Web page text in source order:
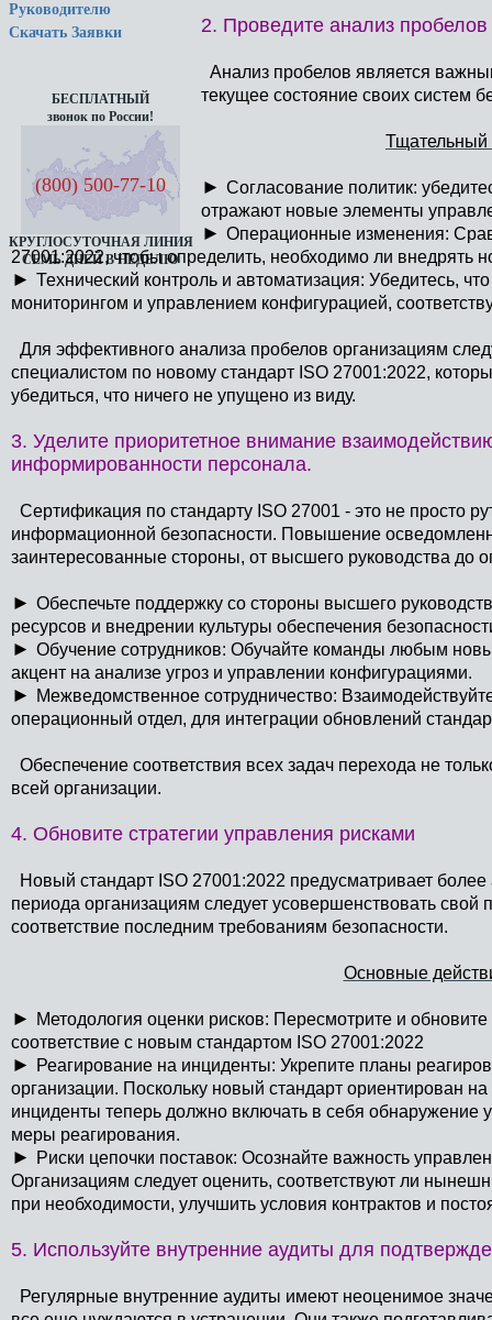
Руководителю
Скачать Заявки
БЕСПЛАТНЫЙ
звонок по России!
(800) 500-77-10
КРУГЛОСУТОЧНАЯ ЛИНИЯ
СЕМЬ ДНЕЙ В НЕДЕЛЮ
2. Проведите анализ
Анализ пробелов является
текущее состояние своих систем
Тщательный
► Согласование политик:
отражают новые элементы
► Операционные изменения:
27001:2022, чтобы определить, необходимо ли внедрять
► Технический контроль и автоматизация: Убедитесь,
мониторингом и управлением конфигурацией,
Для эффективного анализа пробелов организациям
специалистом по новому стандарт ISO 27001:2022,
убедиться, что ничего не упущено из виду.
3. Уделите приоритетное внимание
информированности персонала.
Сертификация по стандарту ISO 27001 - это не просто
информационной безопасности. Повышение
заинтересованные стороны, от высшего руководства до
► Обеспечьте поддержку со стороны высшего
ресурсов и внедрении культуры обеспечения
► Обучение сотрудников: Обучайте команды любым
акцент на анализе угроз и управлении конфигурациями.
►
Межведомственное сотрудничество:
операционный отдел, для интеграции обновлений
Обеспечение соответствия всех задач перехода не
всей организации.
4. Обновите стратегии управления рисками
Новый стандарт ISO 27001:2022 предусматривает
периода организациям следует усовершенствовать свой
соответствие последним требованиям безопасности.
Основные
►
Методология оценки рисков: Пересмотрите и
соответствие с новым стандартом ISO 27001:2022
►
Реагирование на инциденты: Укрепите планы
организации. Поскольку новый стандарт ориентирован
инциденты теперь должно включать в себя
меры реагирования.
►
Риски цепочки поставок: Осознайте важность
Организациям следует оценить, соответствуют ли
при необходимости, улучшить условия контрактов и
5. Используйте внутренние аудиты для
Регулярные внутренние аудиты имеют неоценимое